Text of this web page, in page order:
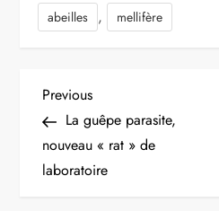
abeilles , mellifère
N
a
v
Previous
Post
Previous
La guêpe parasite,
nouveau « rat » de
laboratoire